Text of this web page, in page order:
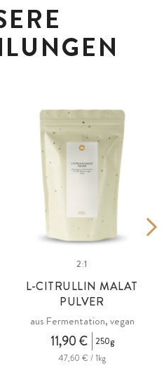
2:1
L-CITRULLIN MALAT
PULVER
aus Fermentation, vegan
11,90 €
250g
47,60 € / 1kg